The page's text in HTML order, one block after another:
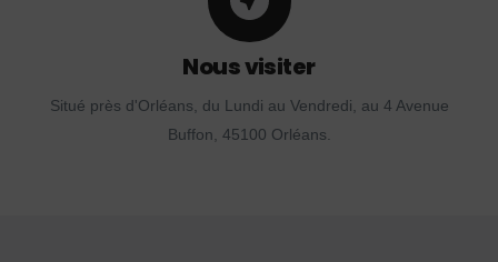
Nous visiter
Situé près d'Orléans, du Lundi au Vendredi, au 4 Avenue
Buffon, 45100 Orléans.